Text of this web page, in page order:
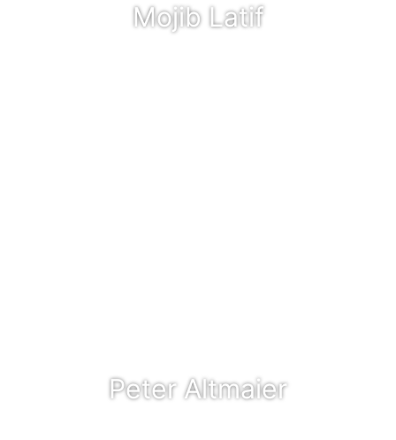
Mojib Latif
Peter Altmaier